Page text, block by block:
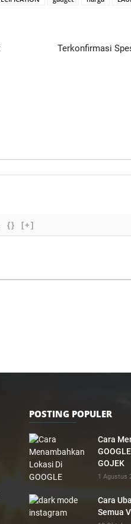
Terkonfirmasi
{} [+]
POSTING POPULER
Cara
GOJEK
1 Agustus
Cara
Semua